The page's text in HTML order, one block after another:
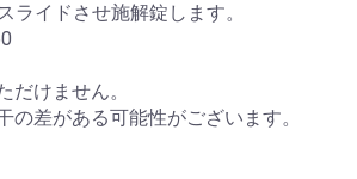
ライドさせ施解錠します。
だけません。
の差がある可能性がございます。